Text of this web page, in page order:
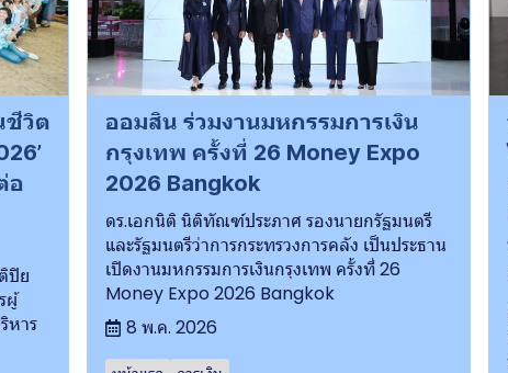
ชีวิต
อ
ปิย
ผู้
หาร
ออมสิน ร่วมงานมหกรรมการเงิน
กรุงเทพ ครั้งที่ 26 Money Expo
2026 Bangkok
ดร.เอกนิติ นิติทัณฑ์ประภาศ รองนายกรัฐมนตรี
และรัฐมนตรีว่าการกระทรวงการคลัง เป็นประธาน
เปิดงานมหกรรมการเงินกรุงเทพ ครั้งที่ 26
Money Expo 2026 Bangkok
8 พ.ค. 2026